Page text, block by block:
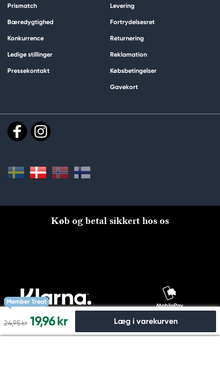
Member Treat
24,95 kr 19,96 kr Læg i varekurven
Prismatch
Bæredygtighed
Konkurrence
Ledige stillinger
Pressekontakt
Levering
Fortrydelsesret
Returnering
Reklamation
Købsbetingelser
Gavekort
Køb og betal sikkert hos os